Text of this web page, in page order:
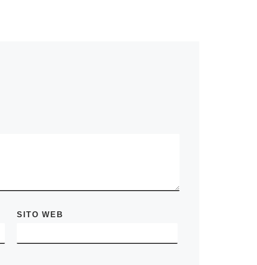
SITO WEB